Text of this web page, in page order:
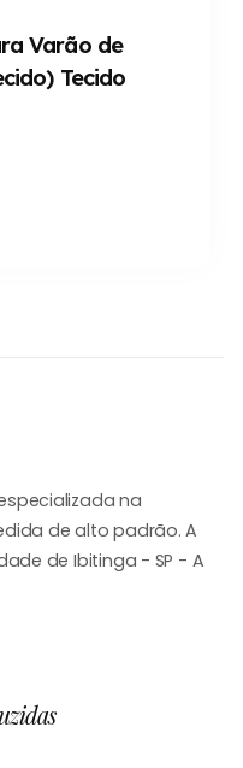
Varão de
Tecido
na
de alto padrão. A
de Ibitinga - SP - A